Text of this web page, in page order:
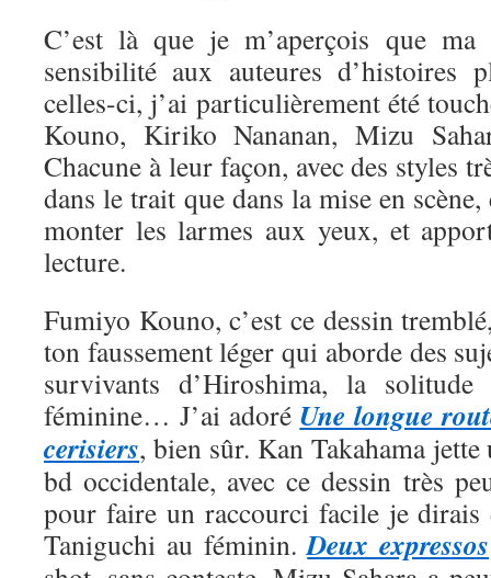
C’est là que je m’aperçois que
sensibilité aux auteures d’histoires
celles-ci, j’ai particulièrement été
Kouno, Kiriko Nananan, Mizu
Chacune à leur façon, avec des styles
dans le trait que dans la mise en
monter les larmes aux yeux, et
lecture.
Fumiyo Kouno, c’est ce dessin
ton faussement léger qui aborde des
survivants d’Hiroshima, la
féminine… J’ai adoré Une longue
cerisiers, bien sûr. Kan Takahama
bd occidentale, avec ce dessin très
pour faire un raccourci facile je dirais
Taniguchi au féminin.Deux expressos